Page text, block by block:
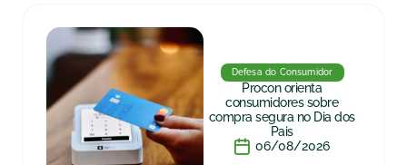
Defesa do Consumidor
Procon orienta
consumidores sobre
compra segura no Dia dos
Pais
06/08/2026